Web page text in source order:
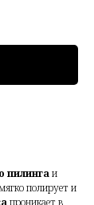
пилингаи
полирует и
проникает в